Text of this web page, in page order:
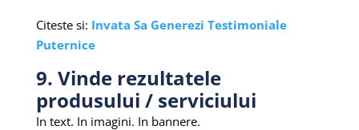
Citeste si: Invata Sa Generezi Testimoniale
Puternice
9. Vinde rezultatele
produsului / serviciului
In text. In imagini. In bannere.